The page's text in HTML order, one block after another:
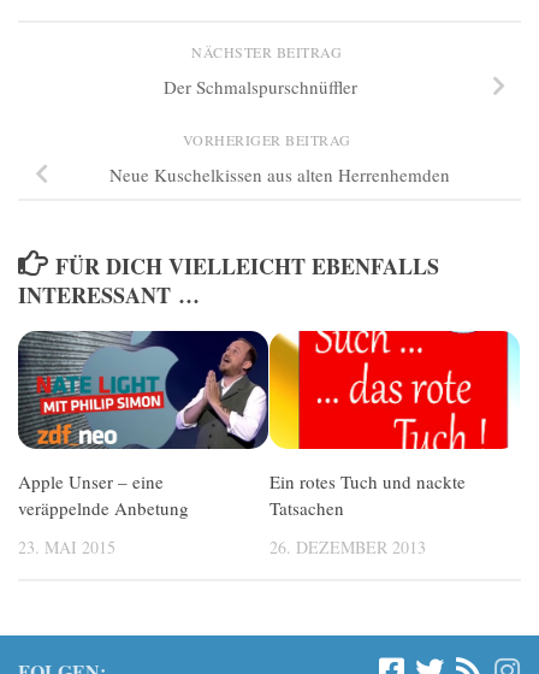
NÄCHSTER BEITRAG
Der Schmalspurschnüffler
VORHERIGER BEITRAG
Neue Kuschelkissen aus alten Herrenhemden
FÜR DICH VIELLEICHT EBENFALLS
INTERESSANT …
Apple Unser – eine
veräppelnde Anbetung
23. MAI 2015
Ein rotes Tuch und nackte
Tatsachen
26. DEZEMBER 2013